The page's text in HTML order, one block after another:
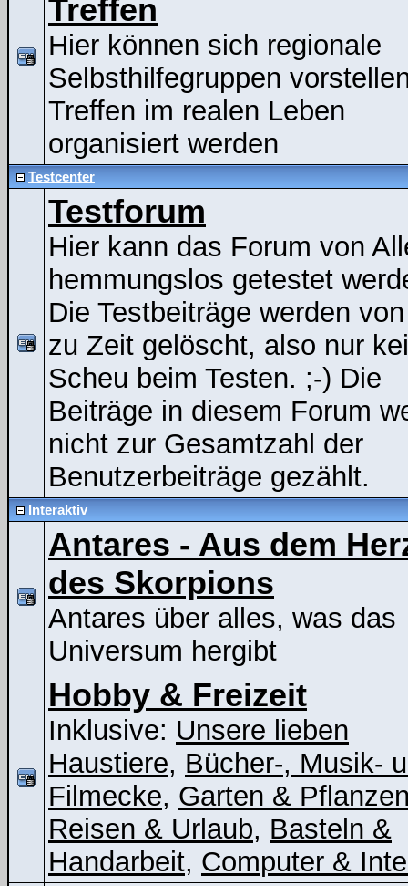
Treffen
Hier können sich regionale
Selbsthilfegruppen
Treffen im realen Leben
organisiert werden
Testcenter
Testforum
Hier kann das Forum von
hemmungslos getestet
Die Testbeiträge werden
zu Zeit gelöscht, also nur
Scheu beim Testen. ;-) Die
Beiträge in diesem Forum
nicht zur Gesamtzahl der
Benutzerbeiträge gezählt.
Interaktiv
Antares - Aus dem
des Skorpions
Antares über alles, was das
Universum hergibt
Hobby & Freizeit
Inklusive: Unsere lieben
Haustiere, Bücher-, Musik-
Filmecke, Garten &
Reisen & Urlaub, Basteln &
Handarbeit, Computer &